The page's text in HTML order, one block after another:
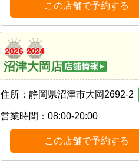
この店舗で予約する
沼津大岡店
住所： 静岡県沼津市大岡2692-2
営業時間： 08:00-20:00
この店舗で予約する